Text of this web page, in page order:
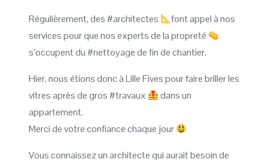
Régulièrement, des #architectes
font appel à nos
services pour que nos experts de la propreté
s’occupent du #nettoyage de fin de chantier.
Hier, nous étions donc à Lille Fives pour faire briller les
vitres après de gros #travaux
dans un
appartement.
Merci de votre confiance chaque jour
Vous connaissez un architecte qui aurait besoin de